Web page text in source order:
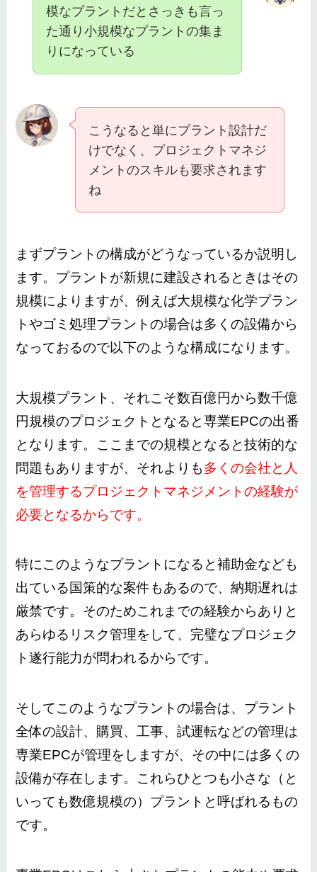
模なプラントだとさっきも言っ
た通り小規模なプラントの集ま
りになっている
こうなると単にプラント設計だ
けでなく、プロジェクトマネジ
メントのスキルも要求されます
ね
まずプラントの構成がどうなっているか説明し
ます。プラントが新規に建設されるときはその
規模によりますが、例えば大規模な化学プラン
トやゴミ処理プラントの場合は多くの設備から
なっておるので以下のような構成になります。
大規模プラント、それこそ数百億円から数千億
円規模のプロジェクトとなると専業EPCの出番
となります。ここまでの規模となると技術的な
問題もありますが、それよりも多くの会社と人
を管理するプロジェクトマネジメントの経験が
必要となるからです。
特にこのようなプラントになると補助金なども
出ている国策的な案件もあるので、納期遅れは
厳禁です。そのためこれまでの経験からありと
あらゆるリスク管理をして、 完璧なプロジェク
ト遂行能力が問われるからです。
そしてこのようなプラントの場合は、プラント
全体の設計、購買、工事、試運転などの管理は
専業EPCが管理をしますが、その中には多くの
設備が存在します。 これらひとつも小さな（と
いっても数億規模の）プラントと呼ばれるもの
です。